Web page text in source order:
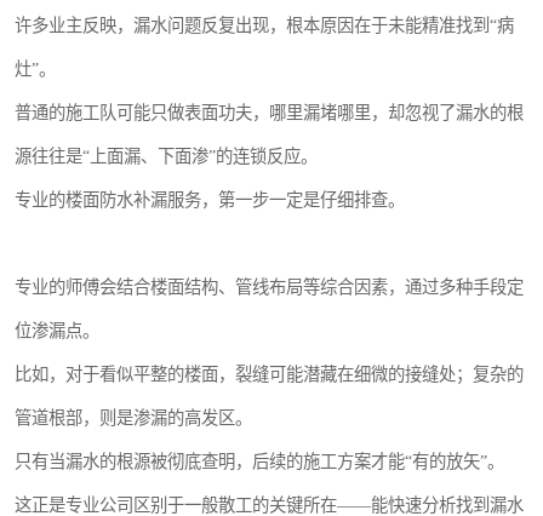
许多业主反映，漏水问题反复出现，根本原因在于未能精准找到“病
灶”。
普通的施工队可能只做表面功夫，哪里漏堵哪里，却忽视了漏水的根
源往往是“上面漏、下面渗”的连锁反应。
专业的楼面防水补漏服务，第一步一定是仔细排查。
专业的师傅会结合楼面结构、管线布局等综合因素，通过多种手段定
位渗漏点。
比如，对于看似平整的楼面，裂缝可能潜藏在细微的接缝处；复杂的
管道根部，则是渗漏的高发区。
只有当漏水的根源被彻底查明，后续的施工方案才能“有的放矢”。
这正是专业公司区别于一般散工的关键所在——能快速分析找到漏水